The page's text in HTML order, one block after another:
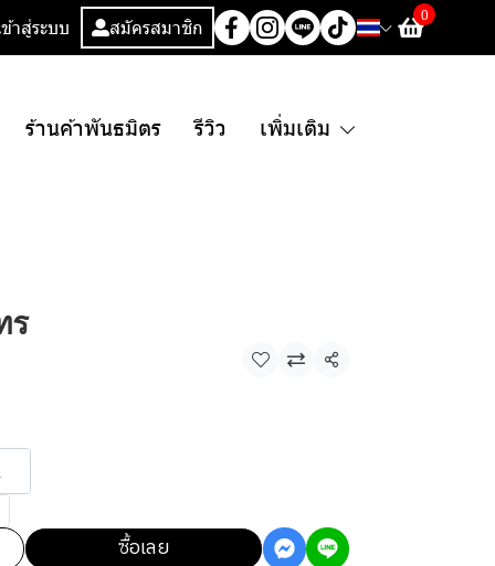
ข้าสู่ระบบ สมัครสมาชิก
0
ร้านค้าพันธมิตร รีวิว เพิ่มเติม
ร
แชร์
ซื้อเลย